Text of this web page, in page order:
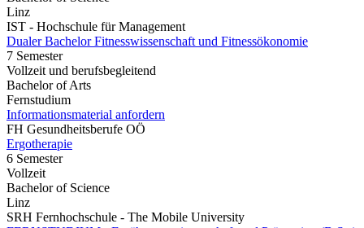
Linz
IST - Hochschule für Management
Dualer Bachelor Fitnesswissenschaft und Fitnessökonomie
7 Semester
Vollzeit und berufsbegleitend
Bachelor of Arts
Fernstudium
Informationsmaterial anfordern
FH Gesundheitsberufe OÖ
Ergotherapie
6 Semester
Vollzeit
Bachelor of Science
Linz
SRH Fernhochschule - The Mobile University